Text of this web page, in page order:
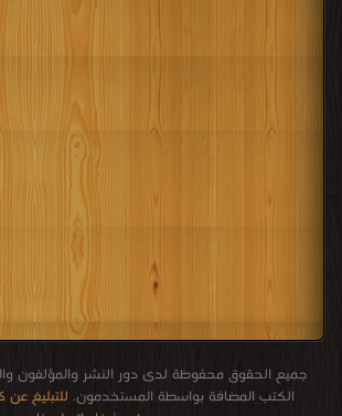
جميع الحقوق محفوظة لدى دور النشر والمؤلفون
الكتب المضافة بواسطة المستخدمون. للتبليغ